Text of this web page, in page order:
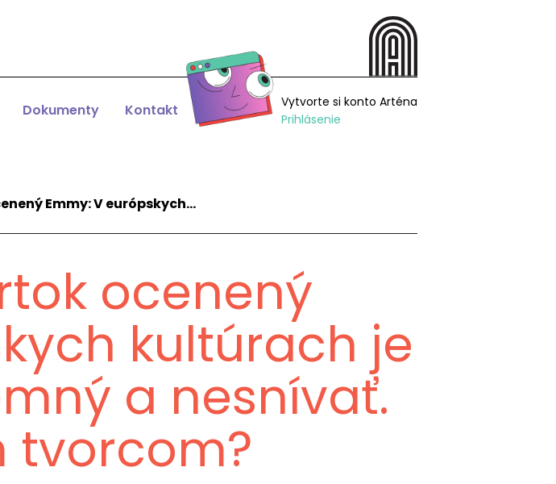
Dokumenty Kontakt
Vytvorte si konto Arténa
Prihlásenie
Emmy: V európskych…
ocenený
kultúrach je
a nesnívať.
tvorcom?